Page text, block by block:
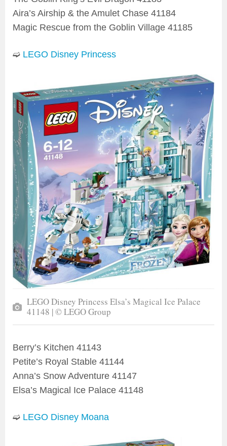
Aira’s Airship & the Amulet Chase 41184
Magic Rescue from the Goblin Village 41185
➫ LEGO Disney Princess
LEGO Disney Princess Elsa’s Magical Ice Palace
41148 | © LEGO Group
Berry’s Kitchen 41143
Petite’s Royal Stable 41144
Anna’s Snow Adventure 41147
Elsa’s Magical Ice Palace 41148
➫ LEGO Disney Moana